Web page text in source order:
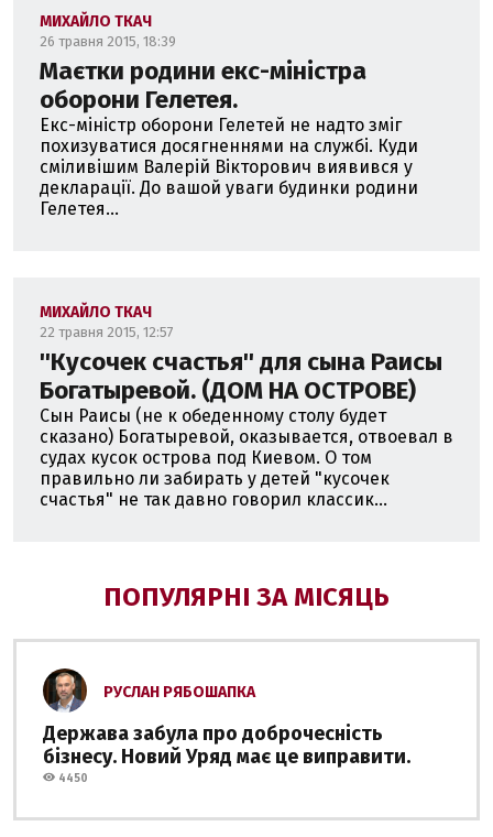
МИХАЙЛО ТКАЧ
26 травня 2015, 18:39
Маєтки родини екс-міністра
оборони Гелетея.
Екс-міністр оборони Гелетей не надто зміг
похизуватися досягненнями на службі. Куди
сміливішим Валерій Вікторович виявився у
декларації. До вашой уваги будинки родини
Гелетея...
МИХАЙЛО ТКАЧ
22 травня 2015, 12:57
''Кусочек счастья'' для сына Раисы
Богатыревой. (ДОМ НА ОСТРОВЕ)
Сын Раисы (не к обеденному столу будет
сказано) Богатыревой, оказывается, отвоевал в
судах кусок острова под Киевом. О том
правильно ли забирать у детей "кусочек
счастья" не так давно говорил классик...
ПОПУЛЯРНІ ЗА МІСЯЦЬ
РУСЛАН РЯБОШАПКА
Держава забула про доброчесність
бізнесу. Новий Уряд має це виправити.
4450